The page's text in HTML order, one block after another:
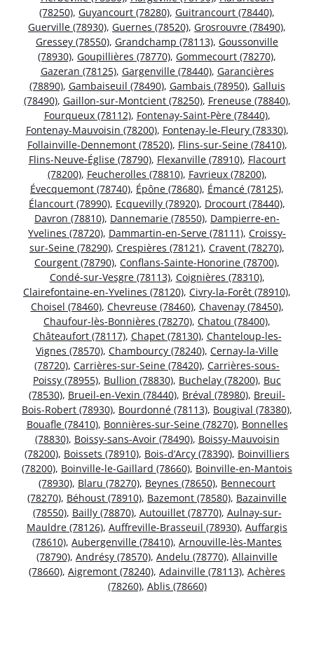
(78250), Guyancourt (78280), Guitrancourt (78440),
Guerville (78930), Guernes (78520), Grosrouvre (78490),
Gressey (78550), Grandchamp (78113), Goussonville
(78930), Goupillières (78770), Gommecourt (78270),
Gazeran (78125), Gargenville (78440), Garancières
(78890), Gambaiseuil (78490), Gambais (78950), Galluis
(78490), Gaillon-sur-Montcient (78250), Freneuse (78840),
Fourqueux (78112), Fontenay-Saint-Père (78440),
Fontenay-Mauvoisin (78200), Fontenay-le-Fleury (78330),
Follainville-Dennemont (78520), Flins-sur-Seine (78410),
Flins-Neuve-Église (78790), Flexanville (78910), Flacourt
(78200), Feucherolles (78810), Favrieux (78200),
Évecquemont (78740), Épône (78680), Émancé (78125),
Élancourt (78990), Ecquevilly (78920), Drocourt (78440),
Davron (78810), Dannemarie (78550), Dampierre-en-
Yvelines (78720), Dammartin-en-Serve (78111), Croissy-
sur-Seine (78290), Crespières (78121), Cravent (78270),
Courgent (78790), Conflans-Sainte-Honorine (78700),
Condé-sur-Vesgre (78113), Coignières (78310),
Clairefontaine-en-Yvelines (78120), Civry-la-Forêt (78910),
Choisel (78460), Chevreuse (78460), Chavenay (78450),
Chaufour-lès-Bonnières (78270), Chatou (78400),
Châteaufort (78117), Chapet (78130), Chanteloup-les-
Vignes (78570), Chambourcy (78240), Cernay-la-Ville
(78720), Carrières-sur-Seine (78420), Carrières-sous-
Poissy (78955), Bullion (78830), Buchelay (78200), Buc
(78530), Brueil-en-Vexin (78440), Bréval (78980), Breuil-
Bois-Robert (78930), Bourdonné (78113), Bougival (78380),
Bouafle (78410), Bonnières-sur-Seine (78270), Bonnelles
(78830), Boissy-sans-Avoir (78490), Boissy-Mauvoisin
(78200), Boissets (78910), Bois-d’Arcy (78390), Boinvilliers
(78200), Boinville-le-Gaillard (78660), Boinville-en-Mantois
(78930), Blaru (78270), Beynes (78650), Bennecourt
(78270), Béhoust (78910), Bazemont (78580), Bazainville
(78550), Bailly (78870), Autouillet (78770), Aulnay-sur-
Mauldre (78126), Auffreville-Brasseuil (78930), Auffargis
(78610), Aubergenville (78410), Arnouville-lès-Mantes
(78790), Andrésy (78570), Andelu (78770), Allainville
(78660), Aigremont (78240), Adainville (78113), Achères
(78260), Ablis (78660)